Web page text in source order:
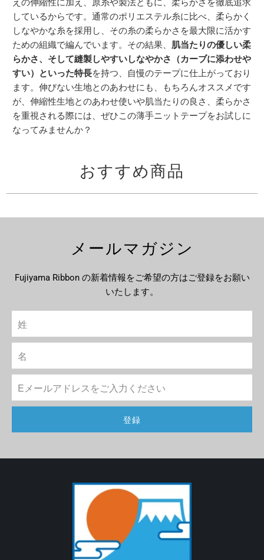
えの伸縮性に加え、原糸や製法ともに、柔らかさを徹底追求
しているからです。通常のポリエステル糸に比べ、柔らかく
しなやかな糸を採用し、その糸の柔らかさを最大限に活かす
ための組織で編んでいます。その結果、 肌当たりの優しい柔
らかさ、そして縫製しやすいしなやかさ（カーブに添わせや
すい）といった特長を持つ、自慢のテープに仕上がっており
ます。伸びない生地とのあわせにも、もちろんオススメです
が、伸縮性生地とのあわせ使いや肌当たりの良さ、柔らかさ
を重視される際には、ぜひこの薄手ニットテープをお試しに
なってみませんか？
おすすめ商品
メールマガジン
Fujiyama Ribbon の新着情報をご希望の方はご登録をお願い
いたします。